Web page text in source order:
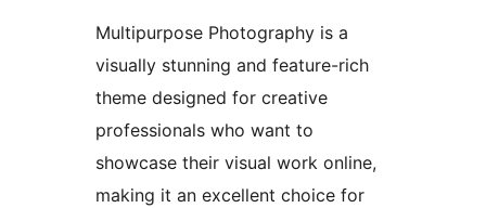
Multipurpose Photography is a
visually stunning and feature-rich
theme designed for creative
professionals who want to
showcase their visual work online,
making it an excellent choice for